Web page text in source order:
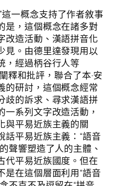
這一概念支持了作者敘事
是，這個概念在諸多對
改造活動、漢語拼音化
見。由德里達發現用以
，經過柄谷行人等
釋和批評，聯合了本·安
的研討，這個概念經常
歧的訴求、尋求漢語拼
一系列文字改造活動，
與平易近族主義的關
話平易近族主義：“語音
聲響塑造了人的主體、
代平易近族國度。但在
是在這個層面利用“語音